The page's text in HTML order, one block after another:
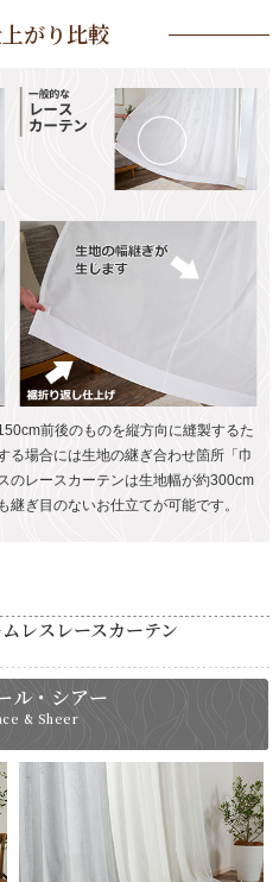
がり比較
前後のものを縦方向に縫製するた
る場合には生地の継ぎ合わせ箇所「巾
のレースカーテンは生地幅が約300cm
ぎ目のないお仕立てが可能です。
レスレースカーテン
ル・シアー
& Sheer